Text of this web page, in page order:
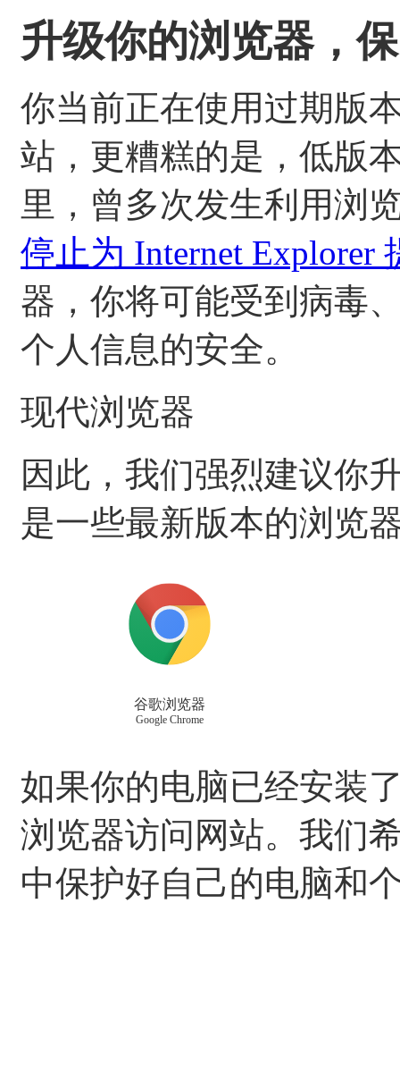
升级你的浏览器，
你当前正在使用过期版
站，更糟糕的是，低版
里，曾多次发生利用浏
停止为 Internet Explorer
器，你将可能受到病毒
个人信息的安全。
现代浏览器
因此，我们强烈建议你
是一些最新版本的浏览
谷歌浏览器
Google Chrome
如果你的电脑已经安装
浏览器访问网站。我们
中保护好自己的电脑和